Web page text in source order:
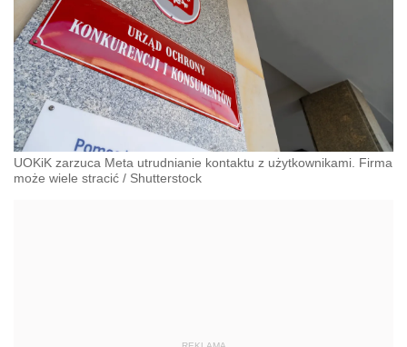
UOKiK zarzuca Meta utrudnianie kontaktu z użytkownikami. Firma
może wiele stracić / Shutterstock